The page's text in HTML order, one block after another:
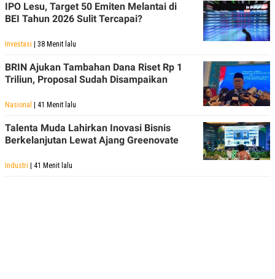
IPO Lesu, Target 50 Emiten Melantai di
BEI Tahun 2026 Sulit Tercapai?
Investasi | 38 Menit lalu
BRIN Ajukan Tambahan Dana Riset Rp 1
Triliun, Proposal Sudah Disampaikan
Nasional | 41 Menit lalu
Talenta Muda Lahirkan Inovasi Bisnis
Berkelanjutan Lewat Ajang Greenovate
Industri | 41 Menit lalu